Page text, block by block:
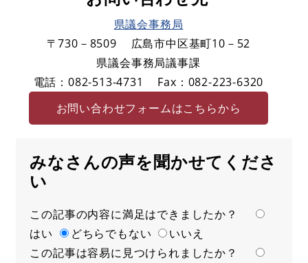
県議会事務局
〒730－8509
広島市中区基町10－52
県議会事務局議事課
電話：082-513-4731
Fax：082-223-6320
お問い合わせフォームはこちらから
みなさんの声を聞かせてくださ
い
満
足
度
この記事の内容に満足はできましたか？
はい
どちらでもない
いいえ
容
この記事は容易に見つけられましたか？